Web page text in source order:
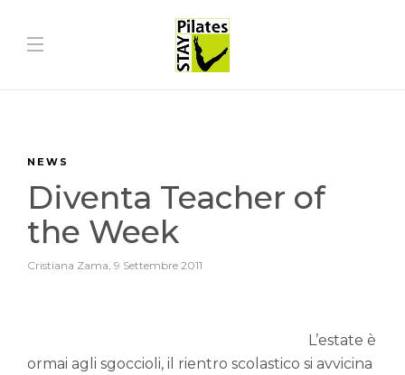
NEWS
Diventa Teacher of
the Week
Cristiana Zama, 9 Settembre 2011
L’estate è
ormai agli sgoccioli, il rientro scolastico si avvicina